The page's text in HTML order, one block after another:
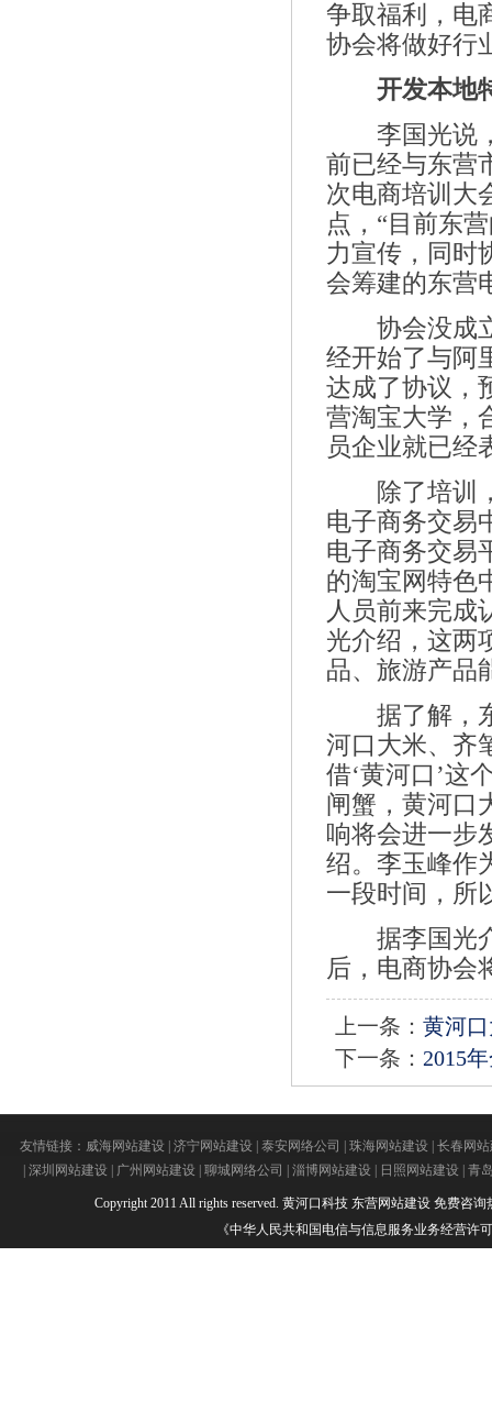
争取福利，电
协会将做好行
开发本地
李国光说，
前已经与东营
次电商培训大
点，“目前东
力宣传，同时
会筹建的东营
协会没成立
经开始了与阿
达成了协议，
营淘宝大学，
员企业就已经
除了培训，
电子商务交易
电子商务交易
的淘宝网特色
人员前来完成
光介绍，这两
品、旅游产品
据了解，东
河口大米、齐
借‘黄河口’这
闸蟹，黄河口
响将会进一步
绍。李玉峰作
一段时间，所
据李国光介
后，电商协会
上一条： 黄河
下一条： 2015
友情链接： 威海网站建设| 济宁网站建设| 泰安网络公司 珠海网站建设| 长春网
深圳网站建设| 广州网站建设| 聊城网络公司 淄博网站建设| 日照网站建设| 青
Copyright 2011 All rights reserved. 黄河口科技 东营网站建设 免费咨询
《中华人民共和国电信与信息服务业务经营许